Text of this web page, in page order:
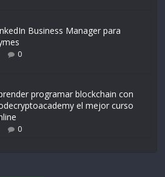
Business Manager para
0
programar blockchain con
el mejor curso
0